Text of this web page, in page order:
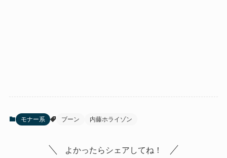
モナー系 ブーン 内藤ホライゾン
よかったらシェアしてね！